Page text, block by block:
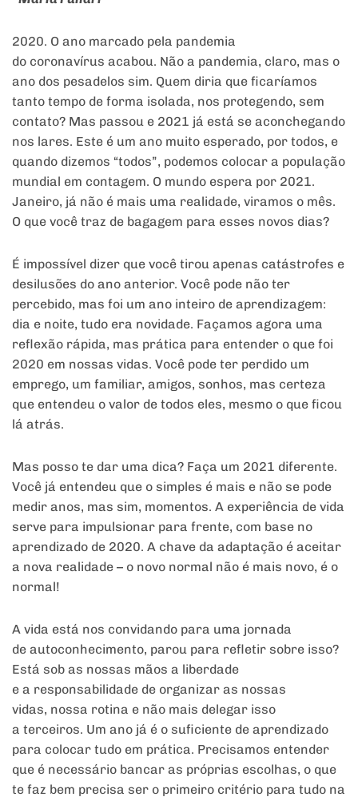
2020. O ano marcado pela pandemia
do coronavírus acabou. Não a pandemia, claro, mas o
ano dos pesadelos sim. Quem diria que ficaríamos
tanto tempo de forma isolada, nos protegendo, sem
contato? Mas passou e 2021 já está se aconchegando
nos lares. Este é um ano muito esperado, por todos, e
quando dizemos “todos”, podemos colocar a população
mundial em contagem. O mundo espera por 2021.
Janeiro, já não é mais uma realidade, viramos o mês.
O que você traz de bagagem para esses novos dias?
É impossível dizer que você tirou apenas catástrofes e
desilusões do ano anterior. Você pode não ter
percebido, mas foi um ano inteiro de aprendizagem:
dia e noite, tudo era novidade. Façamos agora uma
reflexão rápida, mas prática para entender o que foi
2020 em nossas vidas. Você pode ter perdido um
emprego, um familiar, amigos, sonhos, mas certeza
que entendeu o valor de todos eles, mesmo o que ficou
lá atrás.
Mas posso te dar uma dica? Faça um 2021 diferente.
Você já entendeu que o simples é mais e não se pode
medir anos, mas sim, momentos. A experiência de vida
serve para impulsionar para frente, com base no
aprendizado de 2020. A chave da adaptação é aceitar
a nova realidade – o novo normal não é mais novo, é o
normal!
A vida está nos convidando para uma jornada
de autoconhecimento, parou para refletir sobre isso?
Está sob as nossas mãos a liberdade
e a responsabilidade de organizar as nossas
vidas, nossa rotina e não mais delegar isso
a terceiros. Um ano já é o suficiente de aprendizado
para colocar tudo em prática. Precisamos entender
que é necessário bancar as próprias escolhas, o que
te faz bem precisa ser o primeiro critério para tudo na